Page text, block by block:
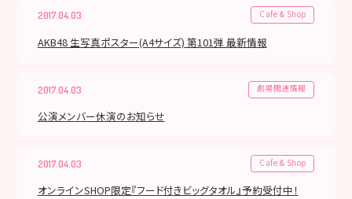
2017.04.03 Cafe & Shop
AKB48 生写真ポスター(A4サイズ) 第101弾 最新情報
2017.04.03 劇場関連情報
公演メンバー休演のお知らせ
2017.04.03 Cafe & Shop
オンラインSHOP限定『フード付きビッグタオル』予約受付中！